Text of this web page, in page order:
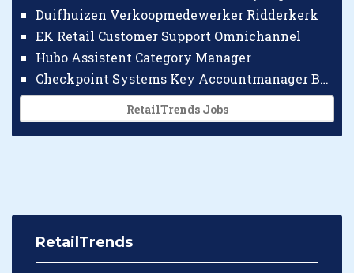
Duifhuizen Verkoopmedewerker Ridderkerk
EK Retail Customer Support Omnichannel
Hubo Assistent Category Manager
Checkpoint Systems Key Accountmanager Benelux
RetailTrends Jobs
RetailTrends